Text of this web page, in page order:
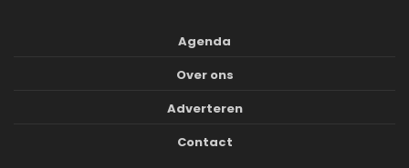
Agenda
Over ons
Adverteren
Contact